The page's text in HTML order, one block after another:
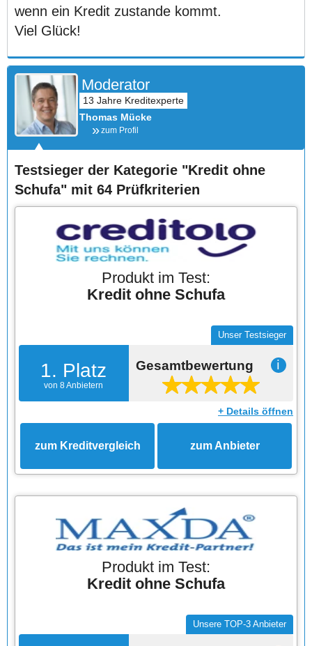
wenn ein Kredit zustande kommt.
Viel Glück!
Moderator
Thomas Mücke
zum Profil
Testsieger der Kategorie "Kredit ohne
Schufa" mit 64 Prüfkriterien
Produkt im Test:
Kredit ohne Schufa
1. Platz
von 8 Anbietern
Unser Testsieger
Gesamtbewertung ℹ
+ Details öffnen
zum Kreditvergleich zum Anbieter
Produkt im Test:
Kredit ohne Schufa
Unsere TOP-3 Anbieter